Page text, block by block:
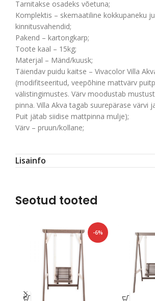
Tarnitakse osadeks võetuna;
Komplektis – skemaatiline kokkupaneku
kinnitusvahendid;
Pakend – kartongkarp;
Toote kaal – 15kg;
Materjal – Mänd/kuusk;
Täiendav puidu kaitse – Vivacolor Villa
(modifitseeritud, veepõhine mattvärv
välistingimustes. Värv moodustab
pinna. Villa Akva tagab suurepärase värvi
Puit jätab siidise mattpinna mulje);
Värv – pruun/kollane;
Lisainfo
Seotud tooted
-6%